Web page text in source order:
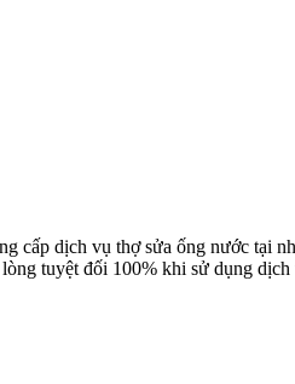
cấp dịch vụ thợ sửa ống nước tại
tuyệt đối 100% khi sử dụng dịch